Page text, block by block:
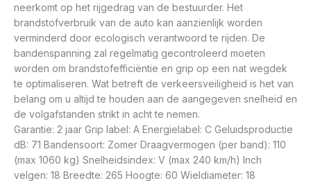
neerkomt op het rijgedrag van de bestuurder. Het
brandstofverbruik van de auto kan aanzienlijk worden
verminderd door ecologisch verantwoord te rijden. De
bandenspanning zal regelmatig gecontroleerd moeten
worden om brandstofefficiëntie en grip op een nat wegdek
te optimaliseren. Wat betreft de verkeersveiligheid is het van
belang om u altijd te houden aan de aangegeven snelheid en
de volgafstanden strikt in acht te nemen.
Garantie: 2 jaar Grip label: A Energielabel: C Geluidsproductie
dB: 71 Bandensoort: Zomer Draagvermogen (per band): 110
(max 1060 kg) Snelheidsindex: V (max 240 km/h) Inch
velgen: 18 Breedte: 265 Hoogte: 60 Wieldiameter: 18